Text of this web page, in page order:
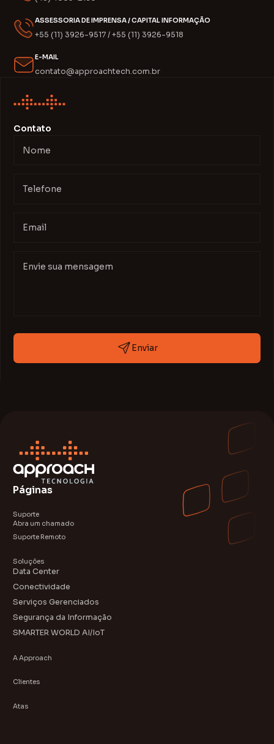
ASSESSORIA DE IMPRENSA / CAPITAL INFORMAÇÃO
+55 (11) 3926-9517 / +55 (11) 3926-9518
E-MAIL
contato@approachtech.com.br
Contato
Enviar
Páginas
Suporte
Abra um chamado
Suporte Remoto
Soluções
Data Center
Conectividade
Serviços Gerenciados
Segurança da Informação
SMARTER WORLD AI/IoT
A Approach
Clientes
Atas